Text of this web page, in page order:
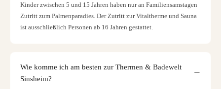
Kinder zwischen 5 und 15 Jahren haben nur an Familiensamstagen
Zutritt zum Palmenparadies. Der Zutritt zur Vitaltherme und Sauna
ist ausschließlich Personen ab 16 Jahren gestattet.
Wie komme ich am besten zur Thermen & Badewelt
Sinsheim?